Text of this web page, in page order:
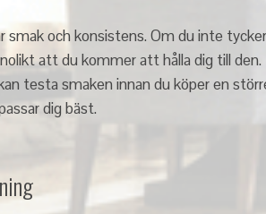
och konsistens. Om du inte
att du kommer att hålla dig till
testa smaken innan du köper en
dig bäst.